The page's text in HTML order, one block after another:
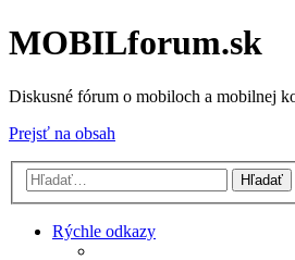
MOBILforum.sk
Diskusné fórum o mobiloch a mobilnej
Prejsť na obsah
Hľadať
Rýchle odkazy